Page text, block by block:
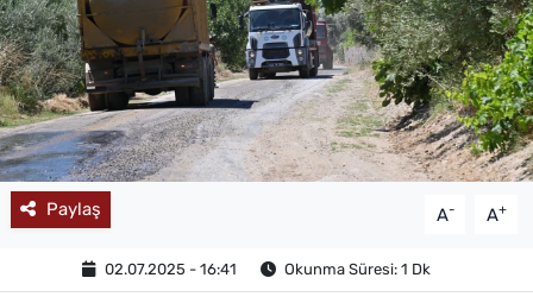
Paylaş A- A+
02.07.2025 - 16:41 Okunma Süresi: 1 Dk